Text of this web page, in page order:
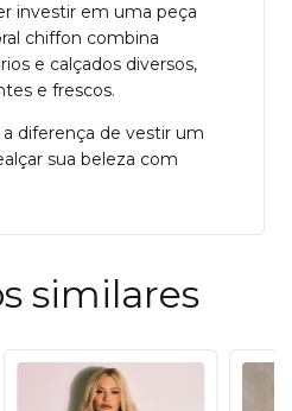
investir em uma peça
chiffon combina
e calçados diversos,
e frescos.
a diferença de vestir um
sua beleza com
similares